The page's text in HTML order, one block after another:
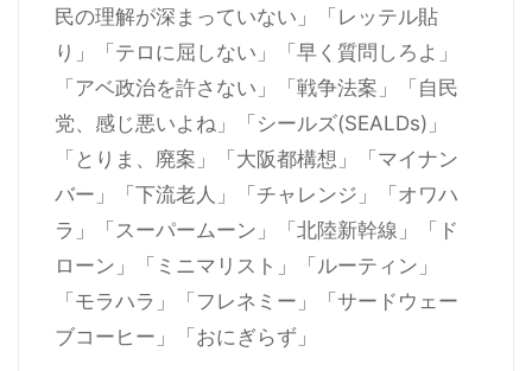
民の理解が深まっていない」「レッテル貼
り」「テロに屈しない」「早く質問しろよ」
「アベ政治を許さない」「戦争法案」「自民
党、感じ悪いよね」「シールズ(SEALDs)」
「とりま、廃案」「大阪都構想」「マイナン
バー」「下流老人」「チャレンジ」「オワハ
ラ」「スーパームーン」「北陸新幹線」「ド
ローン」「ミニマリスト」「ルーティン」
「モラハラ」「フレネミー」「サードウェー
ブコーヒー」「おにぎらず」